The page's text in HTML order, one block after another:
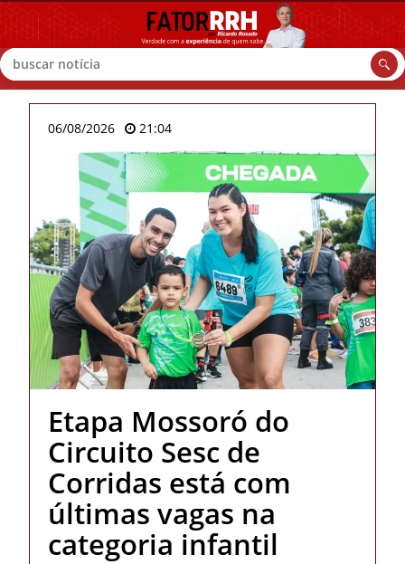
Buscar
06/08/2026 21:04
Etapa Mossoró do
Circuito Sesc de
Corridas está com
últimas vagas na
categoria infantil